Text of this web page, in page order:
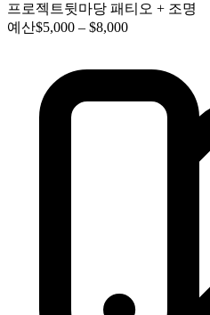
프로젝트뒷마당 패티오 + 조명
예산$5,000 – $8,000